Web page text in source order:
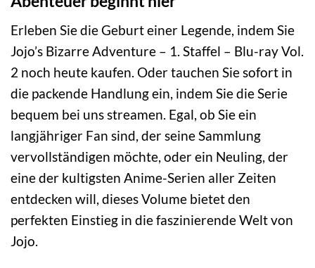
Erleben Sie die Geburt einer Legende, indem Sie
Jojo’s Bizarre Adventure – 1. Staffel – Blu-ray Vol.
2 noch heute kaufen. Oder tauchen Sie sofort in
die packende Handlung ein, indem Sie die Serie
bequem bei uns streamen. Egal, ob Sie ein
langjähriger Fan sind, der seine Sammlung
vervollständigen möchte, oder ein Neuling, der
eine der kultigsten Anime-Serien aller Zeiten
entdecken will, dieses Volume bietet den
perfekten Einstieg in die faszinierende Welt von
Jojo.